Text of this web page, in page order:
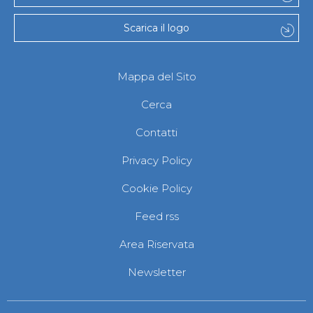
Scarica il logo
Mappa del Sito
Cerca
Contatti
Privacy Policy
Cookie Policy
Feed rss
Area Riservata
Newsletter